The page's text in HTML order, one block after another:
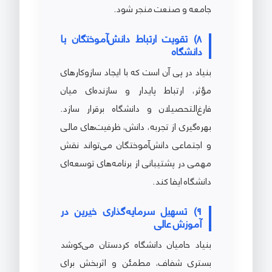
جامعه و صنعت منجر شود.
8) تقویت ارتباط دانش‌آموختگان با
دانشگاه
بنیاد در پی آن است که با ایجاد سازوکارهای
مؤثر، ارتباط پایدار و سازنده‌ای میان
فارغ‌التحصیلان و دانشگاه برقرار سازد.
بهره‌گیری از تجربه، دانش، ظرفیت‌های مالی
و اجتماعی دانش‌آموختگان می‌تواند نقش
مهمی در پشتیبانی از برنامه‌های توسعه‌ای
دانشگاه ایفا کند.
9) تسهیل سرمایه‌گذاری خیرین در
آموزش عالی
بنیاد حامیان دانشگاه کردستان می‌کوشد
بستری شفاف، مطمئن و اثربخش برای